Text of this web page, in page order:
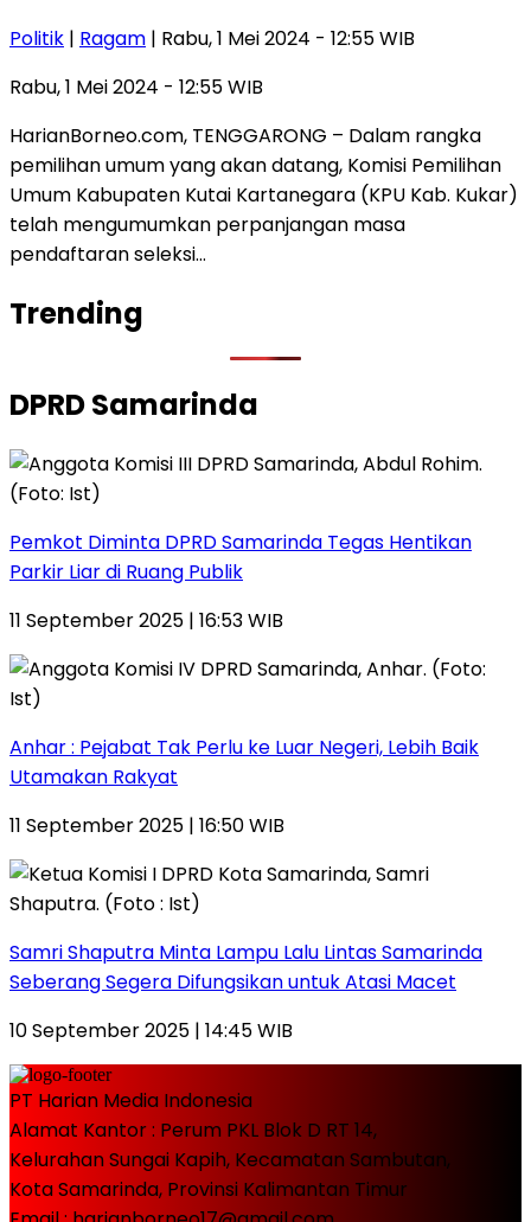
Politik | Ragam | Rabu, 1 Mei 2024 - 12:55 WIB
Rabu, 1 Mei 2024 - 12:55 WIB
HarianBorneo.com, TENGGARONG – Dalam rangka
pemilihan umum yang akan datang, Komisi Pemilihan
Umum Kabupaten Kutai Kartanegara (KPU Kab. Kukar)
telah mengumumkan perpanjangan masa
pendaftaran seleksi…
Trending
DPRD Samarinda
Pemkot Diminta DPRD Samarinda Tegas Hentikan
Parkir Liar di Ruang Publik
11 September 2025 | 16:53 WIB
Anhar : Pejabat Tak Perlu ke Luar Negeri, Lebih Baik
Utamakan Rakyat
11 September 2025 | 16:50 WIB
Samri Shaputra Minta Lampu Lalu Lintas Samarinda
Seberang Segera Difungsikan untuk Atasi Macet
10 September 2025 | 14:45 WIB
PT Harian Media Indonesia
Alamat Kantor : Perum PKL Blok D RT 14,
Kelurahan Sungai Kapih, Kecamatan Sambutan,
Kota Samarinda, Provinsi Kalimantan Timur